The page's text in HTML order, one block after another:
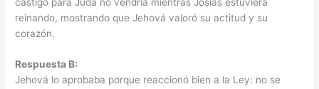
reinando, mostrando que Jehová valoró su actitud y su
corazón.
Respuesta B:
Jehová lo aprobaba porque reaccionó bien a la Ley: no se